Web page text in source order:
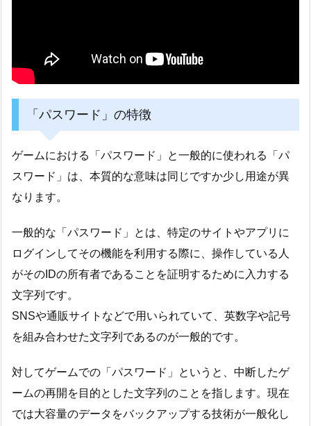
「パスワード」の特徴
ゲームにおける「パスワード」と一般的に使われる「パ
スワード」は、本質的な意味は同じですか少し用途が異
なります。
一般的な「パスワード」とは、特定のサイトやアプリに
ログインしてその機能を利用する際に、操作している人
がそのIDの所有者であることを証明するために入力する
文字列です。
SNSや通販サイトなどで用いられていて、英数字や記号
を組み合わせた文字列であるのが一般的です。
対してゲームでの「パスワード」というと、中断したゲ
ームの再開を目的とした文字列のことを指します。現在
では大容量のデータをバックアップする技術が一般化し